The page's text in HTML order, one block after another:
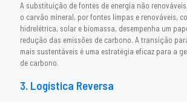
A substituição de fontes de energia não
o carvão mineral, por fontes limpas e renováveis,
hidrelétrica, solar e biomassa, desempenha um
redução das emissões de carbono. A transição
mais sustentáveis é uma estratégia eficaz para a
de carbono.
3. Logística Reversa